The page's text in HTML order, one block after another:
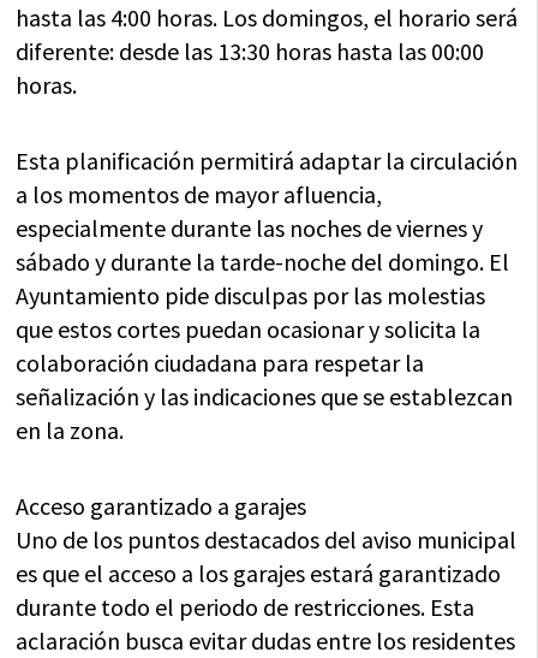
hasta las 4:00 horas. Los domingos, el horario será
diferente: desde las 13:30 horas hasta las 00:00
horas.
Esta planificación permitirá adaptar la circulación
a los momentos de mayor afluencia,
especialmente durante las noches de viernes y
sábado y durante la tarde-noche del domingo. El
Ayuntamiento pide disculpas por las molestias
que estos cortes puedan ocasionar y solicita la
colaboración ciudadana para respetar la
señalización y las indicaciones que se establezcan
en la zona.
Acceso garantizado a garajes
Uno de los puntos destacados del aviso municipal
es que el acceso a los garajes estará garantizado
durante todo el periodo de restricciones. Esta
aclaración busca evitar dudas entre los residentes